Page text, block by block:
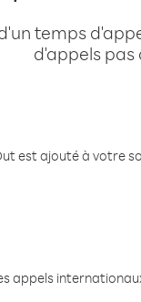
temps
d'appels pas
est ajouté à votre
appels